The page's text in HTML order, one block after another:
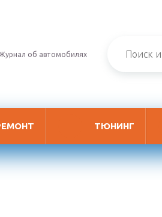
об автомобилях
ТЮНИНГ